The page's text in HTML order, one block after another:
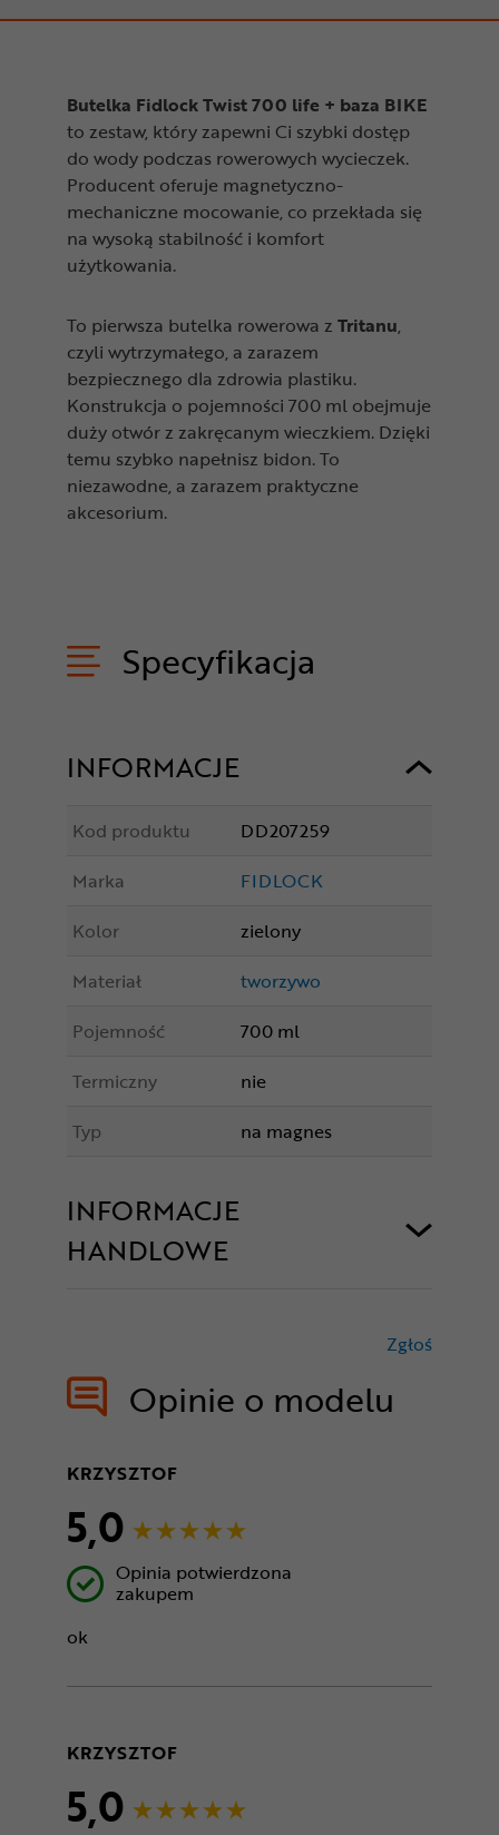
Butelka Fidlock Twist 700 life + baza BIKE
to zestaw, który zapewni Ci szybki dostęp
do wody podczas rowerowych wycieczek.
Producent oferuje magnetyczno-
mechaniczne mocowanie, co przekłada się
na wysoką stabilność i komfort
użytkowania.
To pierwsza butelka rowerowa z Tritanu,
czyli wytrzymałego, a zarazem
bezpiecznego dla zdrowia plastiku.
Konstrukcja o pojemności 700 ml obejmuje
duży otwór z zakręcanym wieczkiem. Dzięki
temu szybko napełnisz bidon. To
niezawodne, a zarazem praktyczne
akcesorium.
Specyfikacja
INFORMACJE
Kod produktu
DD207259
Marka
FIDLOCK
Kolor
zielony
Materiał
tworzywo
Pojemność
700 ml
Termiczny
nie
Typ
na magnes
INFORMACJE
HANDLOWE
Opinie o modelu
Zgłoś
KRZYSZTOF
5,0
Opinia potwierdzona
zakupem
ok
KRZYSZTOF
5,0